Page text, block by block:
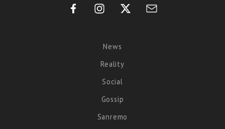
News
Reality
Social
Gossip
Sanremo